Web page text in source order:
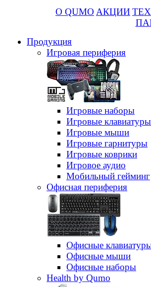
О QUMO АКЦИИ
Продукция
Игровая периферия
Игровые наборы
Игровые клавиатуры
Игровые мыши
Игровые гарнитуры
Игровые коврики
Игровое аудио
Мобильный гейминг
Офисная периферия
Офисные
Офисные мыши
Офисные наборы
Health by Qumo